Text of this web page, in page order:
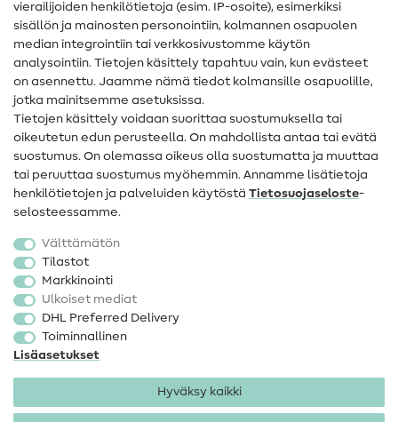
Ompeluohjeet
Apua ja yhteystiedot
Yhteystiedot
Tietoa omistajanvaihdoksesta
Peruutusoikeus
Suosittu
Kankaat
Ompelutarvikkeet
Ale
vierailijoiden henkilötietoja (esim. IP-osoite), esimerkiksi
sisällön ja mainosten personointiin, kolmannen osapuolen
median integrointiin tai verkkosivustomme käytön
analysointiin. Tietojen käsittely tapahtuu vain, kun evästeet
on asennettu. Jaamme nämä tiedot kolmansille osapuolille,
jotka mainitsemme asetuksissa.
Tietojen käsittely voidaan suorittaa suostumuksella tai
oikeutetun edun perusteella. On mahdollista antaa tai evätä
suostumus. On olemassa oikeus olla suostumatta ja muuttaa
tai peruuttaa suostumus myöhemmin. Annamme lisätietoja
henkilötietojen ja palveluiden käytöstä Tietosuojaseloste-
selosteessamme.
Välttämätön
Tilastot
Markkinointi
Ulkoiset mediat
DHL Preferred Delivery
Toiminnallinen
Lisäasetukset
Hyväksy kaikki